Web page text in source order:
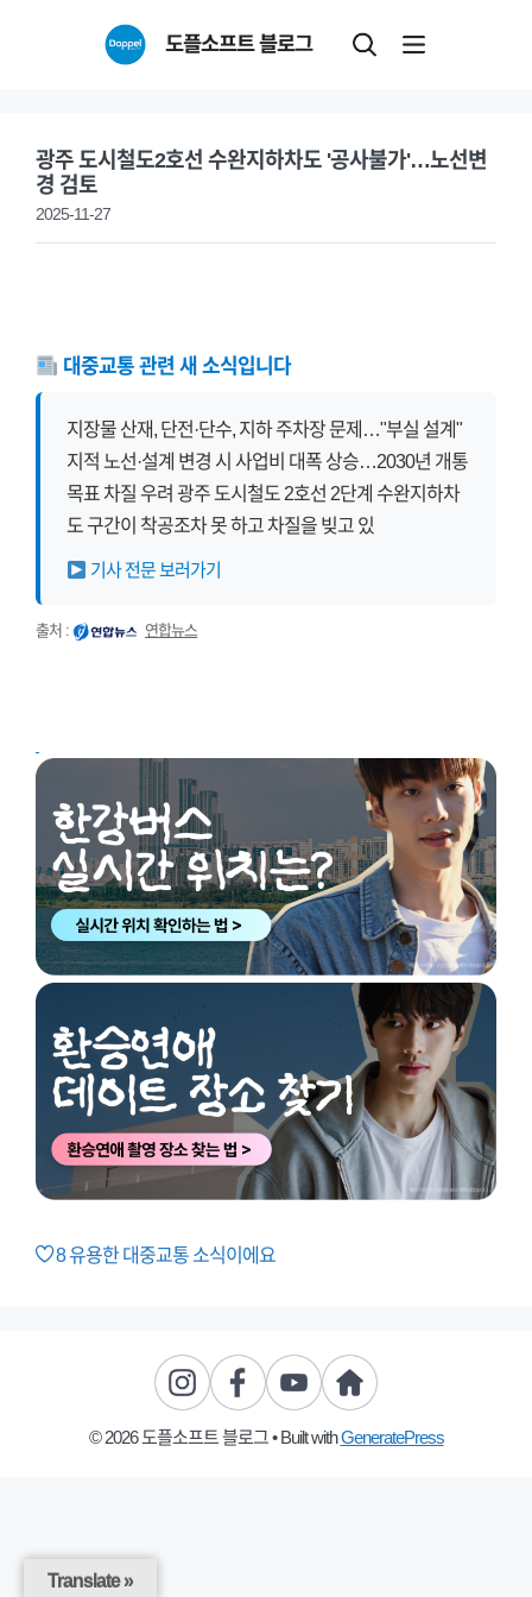
도플소프트 블로그
광주 도시철도2호선 수완지하차도 '공사불가'…노선변
경 검토
2025-11-27
대중교통 관련 새 소식입니다
지장물 산재, 단전·단수, 지하 주차장 문제…"부실 설계"
지적 노선·설계 변경 시 사업비 대폭 상승…2030년 개통
목표 차질 우려 광주 도시철도 2호선 2단계 수완지하차
도 구간이 착공조차 못 하고 차질을 빚고 있
기사 전문 보러가기
출처 : 연합뉴스
8유용한 대중교통 소식이에요
© 2026 도플소프트 블로그• Built withGeneratePress
Translate »